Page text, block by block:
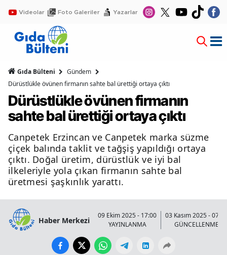
Videolar Foto Galeriler Yazarlar
Gıda Bülteni
Gündem
Dürüstlükle övünen firmanın sahte bal ürettiği ortaya çıktı
Dürüstlükle övünen firmanın
sahte bal ürettiği ortaya çıktı
Canpetek Erzincan ve Canpetek marka süzme
çiçek balında taklit ve tağşiş yapıldığı ortaya
çıktı. Doğal üretim, dürüstlük ve iyi bal
ilkeleriyle yola çıkan firmanın sahte bal
üretmesi şaşkınlık yarattı.
Haber Merkezi
09 Ekim 2025 - 17:00
YAYINLANMA
03 Kasım 2025 - 07:49
GÜNCELLENME